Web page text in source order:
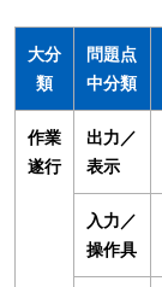
大分
類
問題点
中分類
作業
遂行
出力／
表示
入力／
操作具